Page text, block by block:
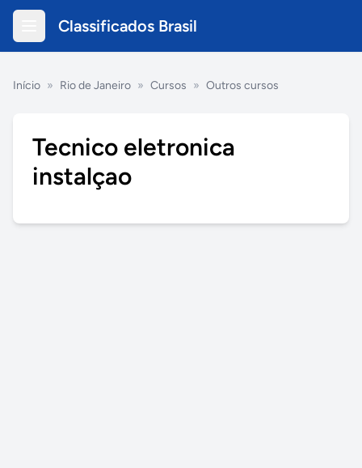
Classificados Brasil
Início » Rio de Janeiro » Cursos » Outros cursos
Tecnico eletronica
instalçao